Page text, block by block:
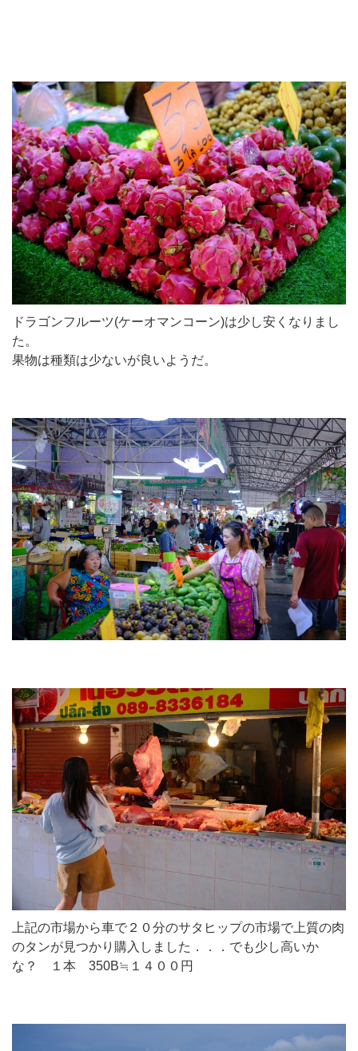
ドラゴンフルーツ(ケーオマンコーン)は少し安くなりまし
た。
果物は種類は少ないが良いようだ。
上記の市場から車で２０分のサタヒップの市場で上質の肉
のタンが見つかり購入しました．．．でも少し高いか
な？ １本 350B≒１４００円